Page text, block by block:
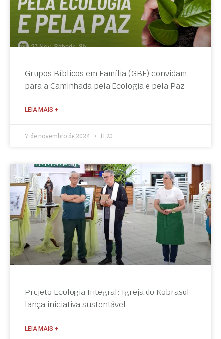
Grupos Bíblicos em Família (GBF) convidam
para a Caminhada pela Ecologia e pela Paz
LEIA MAIS +
7 de novembro de 2024 11:20
Projeto Ecologia Integral: Igreja do Kobrasol
lança iniciativa sustentável
LEIA MAIS +